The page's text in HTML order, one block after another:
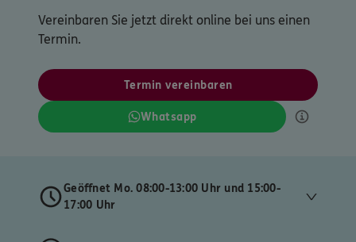
Vereinbaren Sie jetzt direkt online bei uns einen
Termin.
Termin vereinbaren
Whatsapp
Geöffnet Mo. 08:00-13:00 Uhr und 15:00-
17:00 Uhr